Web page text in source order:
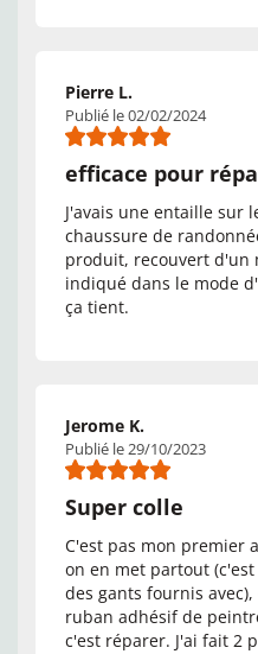
Pierre L.
Publié le 02/02/2024
efficace pour
J'avais une entaille sur
chaussure de
produit, recouvert d'un
indiqué dans le mode
ça tient.
Jerome K.
Publié le 29/10/2023
Super colle
C'est pas mon premier
on en met partout
des gants fournis
ruban adhésif de
c'est réparer. J'ai fait 2